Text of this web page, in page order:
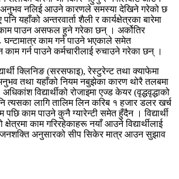
नलिई आउने कारणले समस्या देखिने गरेको छ
यहाँको अन्तरवार्ता शैली र कार्यक्षेत्रका बारेमा
पाउन असफल हुने गरेका छन् । अर्कोतिर
घन्टामात्र काम गर्न पाउने भएकाले समेत
काम गर्न पाउने कर्मचारीलाई रुचाउने गरेका छन् ।
क्लिनिङ (सरसफाइ), रेस्टुरेन्ट तथा क्याफेमा
तथा यहाँको नियम नबुझेका कारण थोरै तलबमा
विद्यार्थीको रोजाइमा एज्ड केयर (वृद्धवृद्धाको
त्यसका लागि तालिम लिन करिब १ हजार डलर खर्च
पछि काम पाउने कुनै ग्यारेन्टी समेत हुँदैन । विद्यार्थी
क्षेत्रमा काम गरिरहेकाहरू नयाँ आउने विद्यार्थीलाई
अनुसारको सीप सिकेर मात्र आउन सुझाव